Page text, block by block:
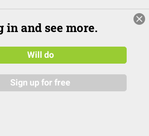
in and see more.
Will do
Sign up for free